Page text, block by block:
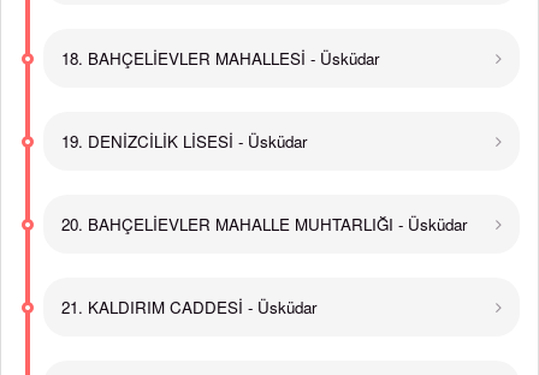
18. BAHÇELİEVLER MAHALLESİ - Üsküdar
19. DENİZCİLİK LİSESİ - Üsküdar
20. BAHÇELİEVLER MAHALLE MUHTARLIĞI - Üsküdar
21. KALDIRIM CADDESİ - Üsküdar